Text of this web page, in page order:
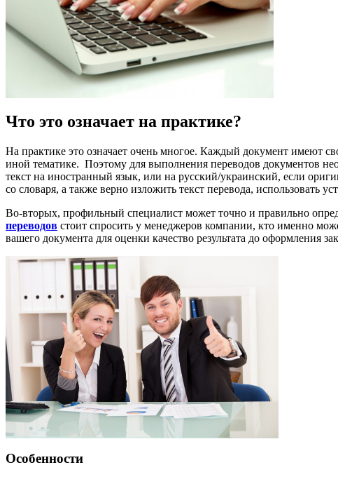
Что это означает на практике?
На практике это означает очень многое. Каждый документ имеют
иной тематике. Поэтому для выполнения переводов документов
текст на иностранный язык, или на русский/украинский, если
со словаря, а также верно изложить текст перевода, использовать
Во-вторых, профильный специалист может точно и правильно
переводов стоит спросить у менеджеров компании, кто именно
вашего документа для оценки качество результата до оформления
Особенности